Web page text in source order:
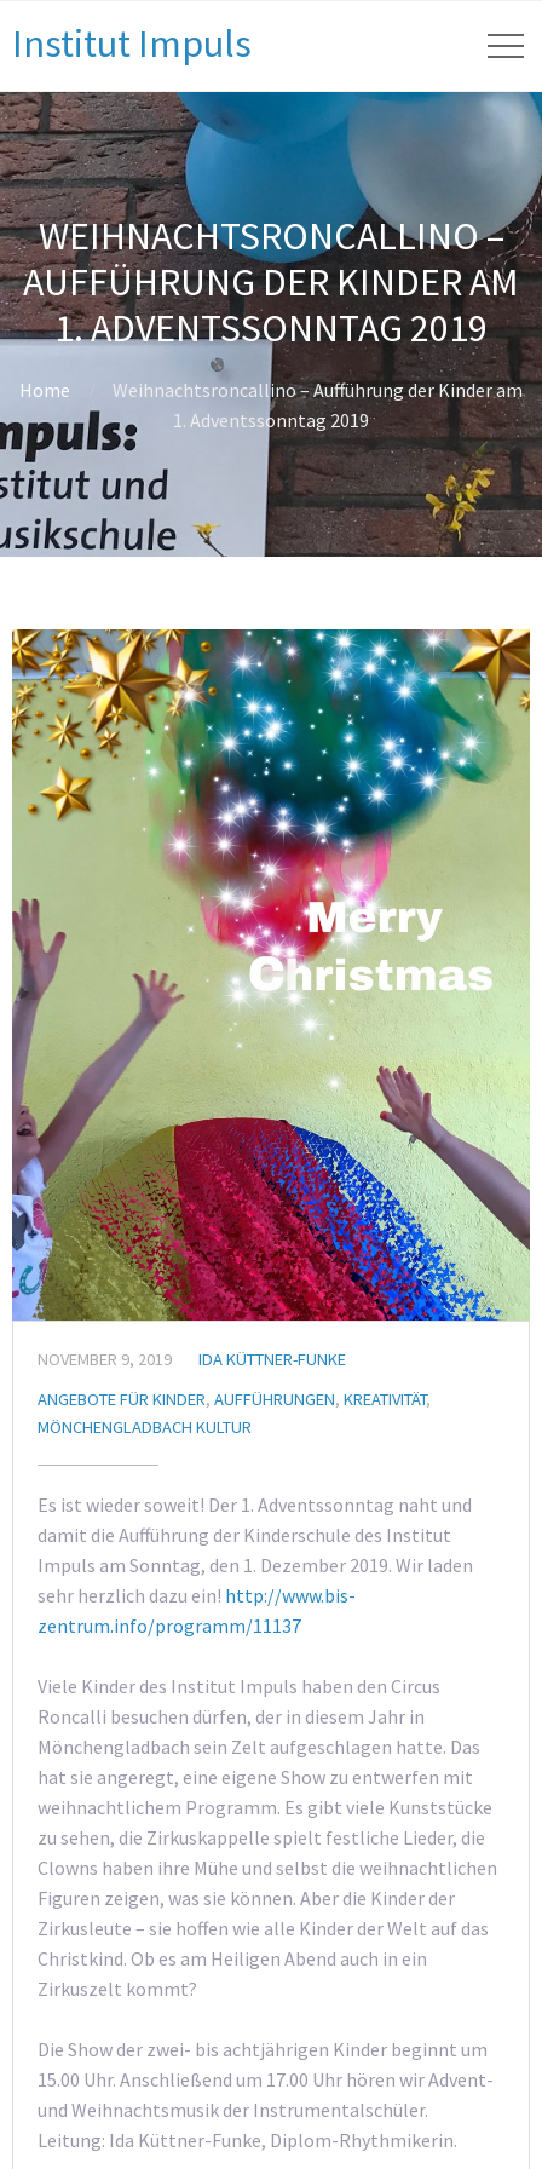
Institut Impuls
WEIHNACHTSRONCALLINO –
AUFFÜHRUNG DER KINDER AM
1. ADVENTSSONNTAG 2019
Home
Weihnachtsroncallino – Aufführung der Kinder am
1. Adventssonntag 2019
NOVEMBER 9, 2019
IDA KÜTTNER-FUNKE
ANGEBOTE FÜR KINDER, AUFFÜHRUNGEN, KREATIVITÄT,
MÖNCHENGLADBACH KULTUR
Es ist wieder soweit! Der 1. Adventssonntag naht und
damit die Aufführung der Kinderschule des Institut
Impuls am Sonntag, den 1. Dezember 2019. Wir laden
sehr herzlich dazu ein! http://www.bis-
zentrum.info/programm/11137
Viele Kinder des Institut Impuls haben den Circus
Roncalli besuchen dürfen, der in diesem Jahr in
Mönchengladbach sein Zelt aufgeschlagen hatte. Das
hat sie angeregt, eine eigene Show zu entwerfen mit
weihnachtlichem Programm. Es gibt viele Kunststücke
zu sehen, die Zirkuskappelle spielt festliche Lieder, die
Clowns haben ihre Mühe und selbst die weihnachtlichen
Figuren zeigen, was sie können. Aber die Kinder der
Zirkusleute – sie hoffen wie alle Kinder der Welt auf das
Christkind. Ob es am Heiligen Abend auch in ein
Zirkuszelt kommt?
Die Show der zwei- bis achtjährigen Kinder beginnt um
15.00 Uhr. Anschließend um 17.00 Uhr hören wir Advent-
und Weihnachtsmusik der Instrumentalschüler.
Leitung: Ida Küttner-Funke, Diplom-Rhythmikerin.